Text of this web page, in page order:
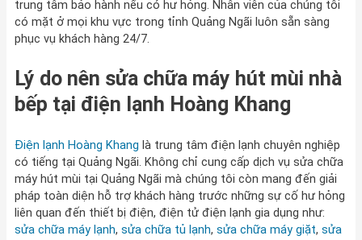
trung tâm bảo hành nếu có hư hỏng. Nhân viên của chúng tôi
có mặt ở mọi khu vực trong tỉnh Quảng Ngãi luôn sẵn sàng
phục vụ khách hàng 24/7.
Lý do nên sửa chữa máy hút mùi nhà
bếp tại điện lạnh Hoàng Khang
Điện lạnh Hoàng Khang là trung tâm điện lạnh chuyên nghiệp
có tiếng tại Quảng Ngãi. Không chỉ cung cấp dịch vụ sửa chữa
máy hút mùi tại Quảng Ngãi mà chúng tôi còn mang đến giải
pháp toàn diện hỗ trợ khách hàng trước những sự cố hư hỏng
liên quan đến thiết bị điện, điện tử điện lạnh gia dụng như:
sửa chữa máy lạnh, sửa chữa tủ lạnh, sửa chữa máy giặt, sửa